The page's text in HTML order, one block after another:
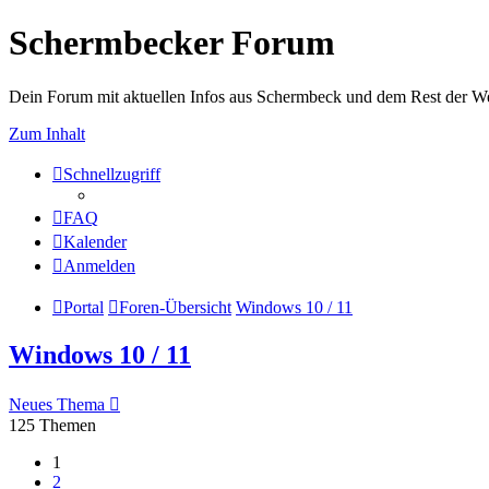
Schermbecker Forum
Dein Forum mit aktuellen Infos aus Schermbeck und dem Rest der
Zum Inhalt
Schnellzugriff
FAQ
Kalender
Anmelden
Portal Foren-Übersicht Windows 10 / 11
Windows 10 / 11
Neues Thema
125 Themen
1
2